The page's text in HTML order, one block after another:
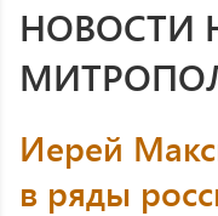
НОВОСТИ
Иерей
в ряды